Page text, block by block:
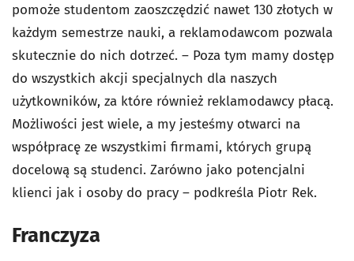
pomoże studentom zaoszczędzić nawet 130 złotych w
każdym semestrze nauki, a reklamodawcom pozwala
skutecznie do nich dotrzeć. – Poza tym mamy dostęp
do wszystkich akcji specjalnych dla naszych
użytkowników, za które również reklamodawcy płacą.
Możliwości jest wiele, a my jesteśmy otwarci na
współpracę ze wszystkimi firmami, których grupą
docelową są studenci. Zarówno jako potencjalni
klienci jak i osoby do pracy – podkreśla Piotr Rek.
Franczyza